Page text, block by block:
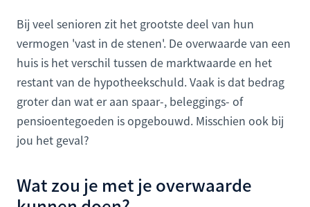
Bij veel senioren zit het grootste deel van hun
vermogen 'vast in de stenen'. De overwaarde van een
huis is het verschil tussen de marktwaarde en het
restant van de hypotheekschuld. Vaak is dat bedrag
groter dan wat er aan spaar-, beleggings- of
pensioentegoeden is opgebouwd. Misschien ook bij
jou het geval?
Wat zou je met je overwaarde